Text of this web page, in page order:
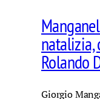
Rolando
Giorgio